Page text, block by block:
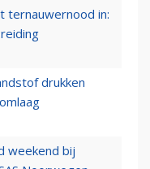
ternauwernood in:
drukken
weekend bij